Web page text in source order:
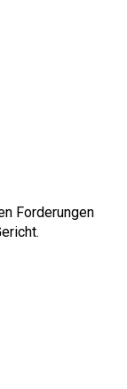
Forderungen